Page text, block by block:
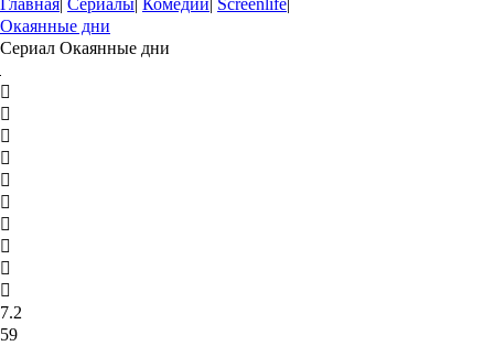
Главная| Сериалы| Комедии| Screenlife|
Окаянные дни
Сериал Окаянные дни
7.2
59